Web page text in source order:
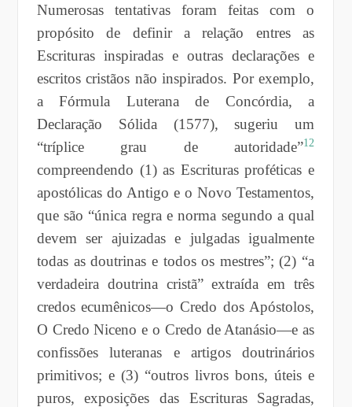
Numerosas tentativas foram feitas com o
propósito de definir a relação entres as
Escrituras inspiradas e outras declarações e
escritos cristãos não inspirados. Por exemplo,
a Fórmula Luterana de Concórdia, a
Declaração Sólida (1577), sugeriu um
“tríplice grau de autoridade”12
compreendendo (1) as Escrituras proféticas e
apostólicas do Antigo e o Novo Testamentos,
que são “única regra e norma segundo a qual
devem ser ajuizadas e julgadas igualmente
todas as doutrinas e todos os mestres”; (2) “a
verdadeira doutrina cristã” extraída em três
credos ecumênicos—o Credo dos Apóstolos,
O Credo Niceno e o Credo de Atanásio—e as
confissões luteranas e artigos doutrinários
primitivos; e (3) “outros livros bons, úteis e
puros, exposições das Escrituras Sagradas,